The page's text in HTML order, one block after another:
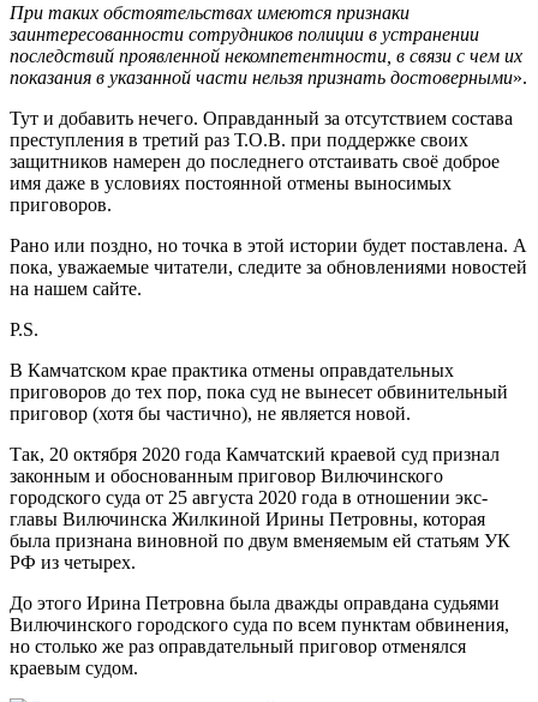
При таких обстоятельствах имеются признаки
заинтересованности сотрудников полиции в устранении
последствий проявленной некомпетентности, в связи с чем их
показания в указанной части нельзя признать достоверными».
Тут и добавить нечего. Оправданный за отсутствием состава
преступления в третий раз Т.О.В. при поддержке своих
защитников намерен до последнего отстаивать своё доброе
имя даже в условиях постоянной отмены выносимых
приговоров.
Рано или поздно, но точка в этой истории будет поставлена. А
пока, уважаемые читатели, следите за обновлениями новостей
на нашем сайте.
P.S.
В Камчатском крае практика отмены оправдательных
приговоров до тех пор, пока суд не вынесет обвинительный
приговор (хотя бы частично), не является новой.
Так, 20 октября 2020 года Камчатский краевой суд признал
законным и обоснованным приговор Вилючинского
городского суда от 25 августа 2020 года в отношении экс-
главы Вилючинска Жилкиной Ирины Петровны, которая
была признана виновной по двум вменяемым ей статьям УК
РФ из четырех.
До этого Ирина Петровна была дважды оправдана судьями
Вилючинского городского суда по всем пунктам обвинения,
но столько же раз оправдательный приговор отменялся
краевым судом.